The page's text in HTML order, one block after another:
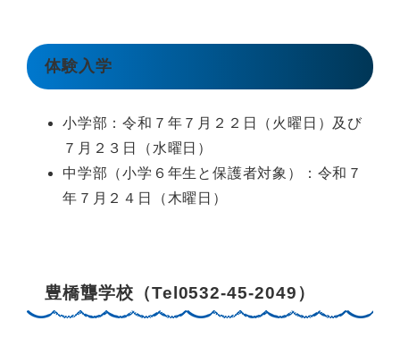
体験入学
小学部：令和７年７月２２日（火曜日）及び
７月２３日（水曜日）
中学部（小学６年生と保護者対象）：令和７
年７月２４日（木曜日）
豊橋聾学校（Tel0532-45-2049）